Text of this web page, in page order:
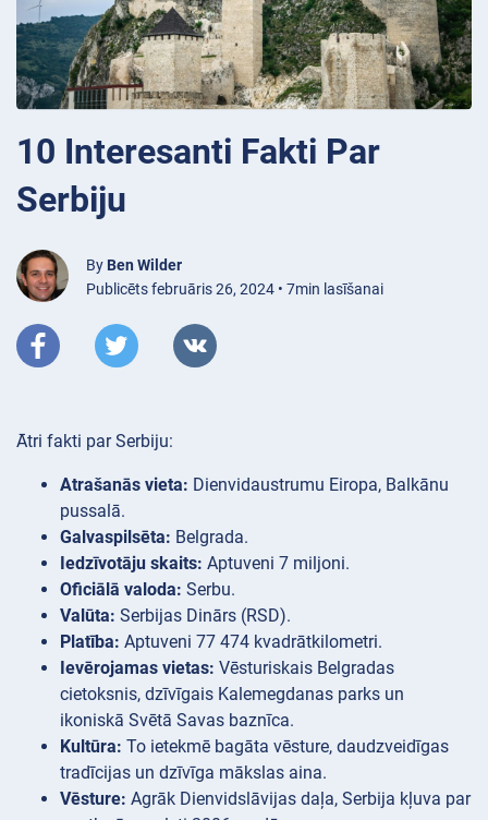
10 Interesanti Fakti Par
Serbiju
By Ben Wilder
Publicēts februāris 26, 2024 • 7min lasīšanai
Ātri fakti par Serbiju:
Atrašanās vieta: Dienvidaustrumu Eiropa, Balkānu
pussalā.
Galvaspilsēta: Belgrada.
Iedzīvotāju skaits: Aptuveni 7 miljoni.
Oficiālā valoda: Serbu.
Valūta: Serbijas Dinārs (RSD).
Platība: Aptuveni 77 474 kvadrātkilometri.
Ievērojamas vietas: Vēsturiskais Belgradas
cietoksnis, dzīvīgais Kalemegdanas parks un
ikoniskā Svētā Savas baznīca.
Kultūra: To ietekmē bagāta vēsture, daudzveidīgas
tradīcijas un dzīvīga mākslas aina.
Vēsture: Agrāk Dienvidslāvijas daļa, Serbija kļuva par